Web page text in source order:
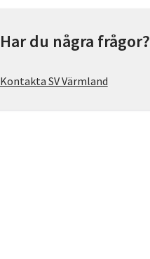
Har du några frågor?
Kontakta SV Värmland